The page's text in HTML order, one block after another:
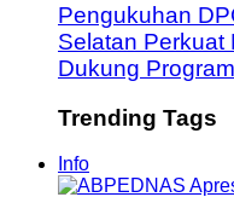
Pengukuhan
Selatan Perkuat
Dukung
Trending Tags
Info